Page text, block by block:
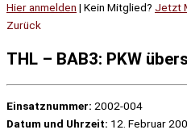
Hier anmelden | Kein Mitglied? Jetzt
Zurück
THL – BAB3: PKW
Einsatznummer: 2002-004
Datum und Uhrzeit: 12. Februar